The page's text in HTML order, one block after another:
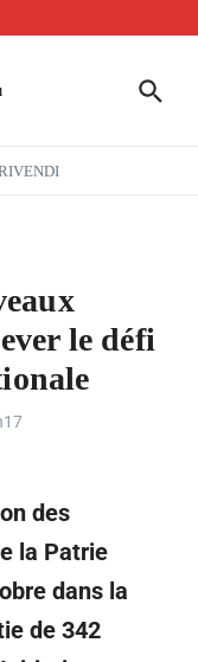
des Bleus
le défi
des
la Patrie
dans la
de 342